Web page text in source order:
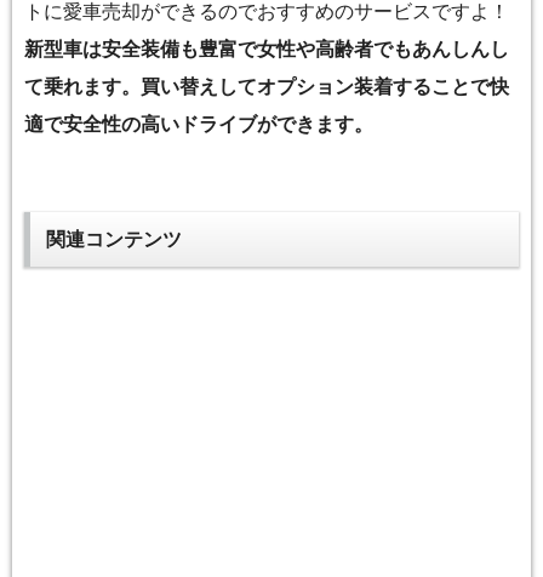
トに愛車売却ができるのでおすすめのサービスですよ！
新型車は安全装備も豊富で女性や高齢者でもあんしんし
て乗れます。買い替えしてオプション装着することで快
適で安全性の高いドライブができます。
関連コンテンツ